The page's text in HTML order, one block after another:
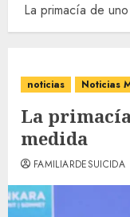
La primacía de
noticias Noticias
La
medida
FAMILIARDESUICIDA